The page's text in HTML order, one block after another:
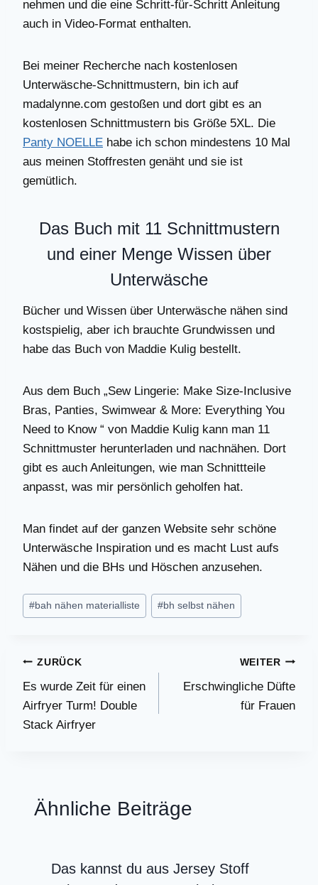
nehmen und die eine Schritt-für-Schritt Anleitung
auch in Video-Format enthalten.
Bei meiner Recherche nach kostenlosen
Unterwäsche-Schnittmustern, bin ich auf
madalynne.com gestoßen und dort gibt es an
kostenlosen Schnittmustern bis Größe 5XL. Die
Panty NOELLE habe ich schon mindestens 10 Mal
aus meinen Stoffresten genäht und sie ist
gemütlich.
Das Buch mit 11 Schnittmustern
und einer Menge Wissen über
Unterwäsche
Bücher und Wissen über Unterwäsche nähen sind
kostspielig, aber ich brauchte Grundwissen und
habe das Buch von Maddie Kulig bestellt.
Aus dem Buch „Sew Lingerie: Make Size-Inclusive
Bras, Panties, Swimwear & More: Everything You
Need to Know “ von Maddie Kulig kann man 11
Schnittmuster herunterladen und nachnähen. Dort
gibt es auch Anleitungen, wie man Schnittteile
anpasst, was mir persönlich geholfen hat.
Man findet auf der ganzen Website sehr schöne
Unterwäsche Inspiration und es macht Lust aufs
Nähen und die BHs und Höschen anzusehen.
Schlagworte:
#bah nähen materialliste #bh selbst nähen
Beitragsnavigation
ZURÜCK
Es wurde Zeit für einen
Airfryer Turm! Double
Stack Airfryer
WEITER
Erschwingliche Düfte
für Frauen
Ähnliche Beiträge
Das kannst du aus Jersey Stoff